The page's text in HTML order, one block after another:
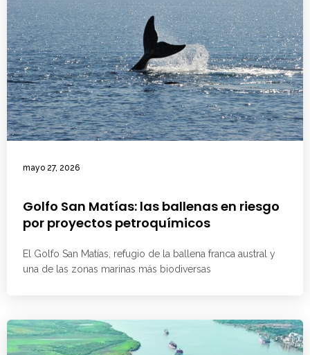
mayo 27, 2026
Golfo San Matías: las ballenas en riesgo
por proyectos petroquímicos
El Golfo San Matías, refugio de la ballena franca austral y
una de las zonas marinas más biodiversas